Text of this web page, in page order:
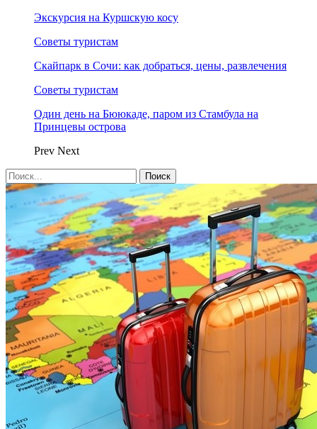
Экскурсия на Куршскую косу
Советы туристам
Скайпарк в Сочи: как добраться, цены, развлечения
Советы туристам
Один день на Бююкаде, паром из Стамбула на
Принцевы острова
Prev Next